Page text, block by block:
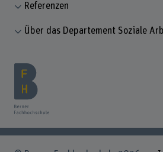
Referenzen
Über das Departement Soziale